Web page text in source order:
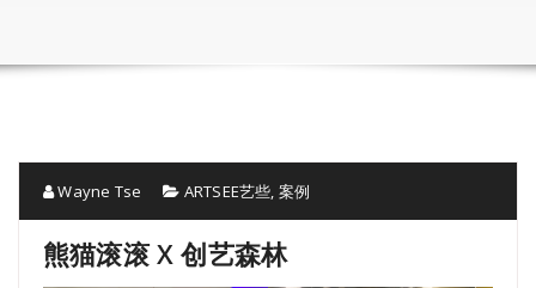
Wayne Tse ARTSEE艺些, 案例
熊猫滚滚 X 创艺森林